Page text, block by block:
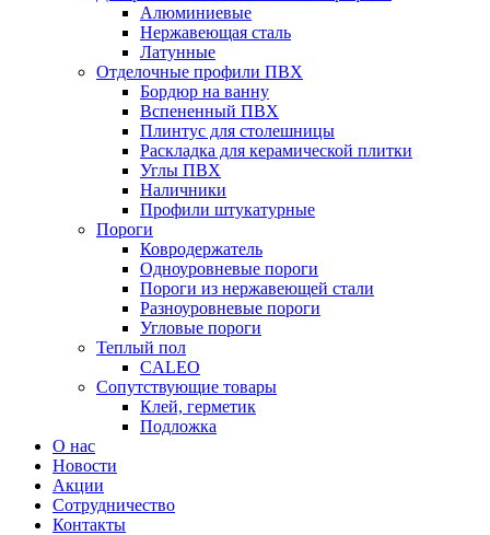
Алюминиевые
Нержавеющая сталь
Латунные
Отделочные профили ПВХ
Бордюр на ванну
Вспененный ПВХ
Плинтус для столешницы
Раскладка для керамической плитки
Углы ПВХ
Наличники
Профили штукатурные
Пороги
Ковродержатель
Одноуровневые пороги
Пороги из нержавеющей стали
Разноуровневые пороги
Угловые пороги
Теплый пол
CALEO
Сопутствующие товары
Клей, герметик
Подложка
О нас
Новости
Акции
Сотрудничество
Контакты